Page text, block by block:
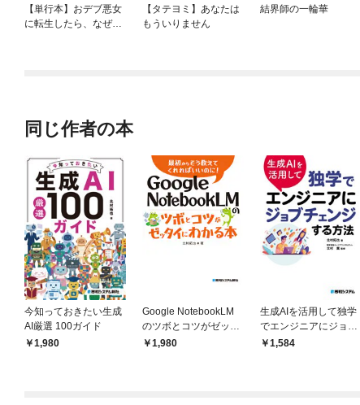
【単行本】おデブ悪女
に転生したら、なぜか
【タテヨミ】あなたは
もういりません
結界師の一輪華
同じ作者の本
今知っておきたい生成
AI厳選 100ガイド
1,980
Google NotebookLM
のツボとコツがゼッタ
イにわかる本
1,980
生成AIを活用して独学
でエンジニアにジョブ
チェンジする方法
1,584